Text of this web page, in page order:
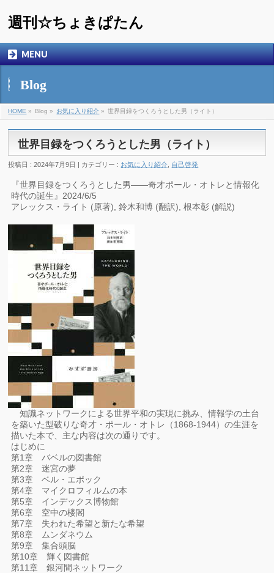
週刊☆ちょきぱたん
MENU
Blog
HOME » Blog » お気に入り紹介 » 世界目録をつくろうとした男（ライト）
世界目録をつくろうとした男（ライト）
投稿日 : 2024年7月9日 | カテゴリー : お気に入り紹介 自己啓発
『世界目録をつくろうとした男――奇才ポール・オトレと情報化
時代の誕生』2024/6/5
アレックス・ライト (原著), 鈴木和博 (翻訳), 根本彰 (解説)
知識ネットワークによる世界平和の実現に挑み、情報学の土台
を築いた型破りな奇才・ポール・オトレ（1868-1944）の生涯を
描いた本で、主な内容は次の通りです。
はじめに
第1章 バベルの図書館
第2章 迷宮の夢
第3章 ベル・エポック
第4章 マイクロフィルムの本
第5章 インデックス博物館
第6章 空中の楼閣
第7章 失われた希望と新たな希望
第8章 ムンダネウム
第9章 集合頭脳
第10章 輝く図書館
第11章 銀河間ネットワーク